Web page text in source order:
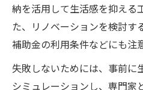
納を活用して生活感を抑える
た、リノベーションを検討す
補助金の利用条件などにも注
失敗しないためには、事前に
シミュレーションし、専門家